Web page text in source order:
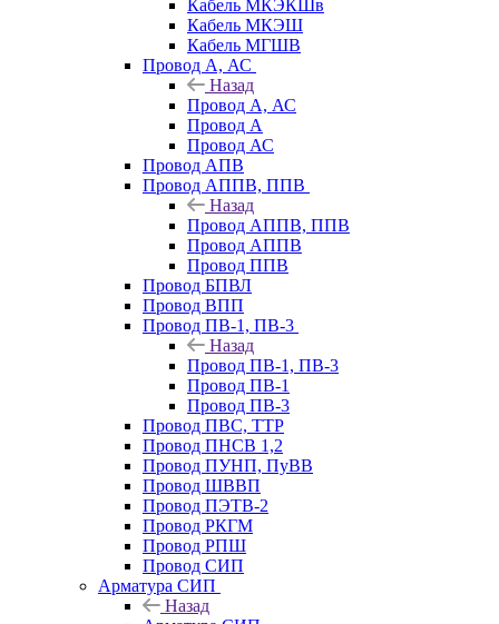
Кабель МКЭКШв
Кабель МКЭШ
Кабель МГШВ
Провод А, АС
Назад
Провод А, АС
Провод А
Провод АС
Провод АПВ
Провод АППВ, ППВ
Назад
Провод АППВ, ППВ
Провод АППВ
Провод ППВ
Провод БПВЛ
Провод ВПП
Провод ПВ-1, ПВ-3
Назад
Провод ПВ-1, ПВ-3
Провод ПВ-1
Провод ПВ-3
Провод ПВС, ТТР
Провод ПНСВ 1,2
Провод ПУНП, ПуВВ
Провод ШВВП
Провод ПЭТВ-2
Провод РКГМ
Провод РПШ
Провод СИП
Арматура СИП
Назад